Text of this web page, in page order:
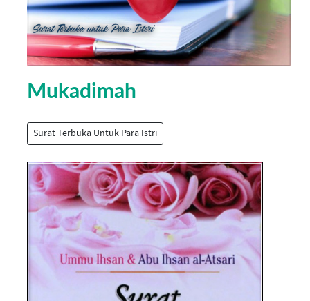
Mukadimah
Surat Terbuka Untuk Para Istri